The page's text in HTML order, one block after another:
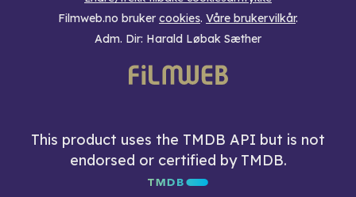
Filmweb.no bruker cookies. Våre brukervilkår.
Adm. Dir: Harald Løbak Sæther
This product uses the TMDB API but is not
endorsed or certified by TMDB.